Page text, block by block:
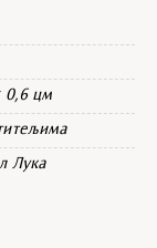
0,6 цм
Лука